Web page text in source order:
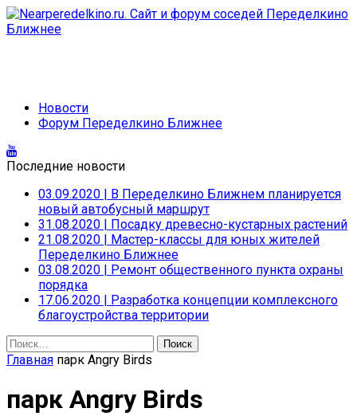
Новости
Форум Переделкино Ближнее
Последние новости
03.09.2020 | В Переделкино Ближнем планируется
новый автобусный маршрут
31.08.2020 | Посадку древесно-кустарных растений
21.08.2020 | Мастер-классы для юных жителей
Переделкино Ближнее
03.08.2020 | Ремонт общественного пункта охраны
порядка
17.06.2020 | Разработка концепции комплексного
благоустройства территории
Найти:
Главная парк Angry Birds
парк Angry Birds